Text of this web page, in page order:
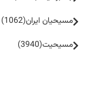
مسیحیان ایران(1062)
مسیحیت(3940)